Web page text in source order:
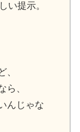
い提示。
、
ら、
んじゃな